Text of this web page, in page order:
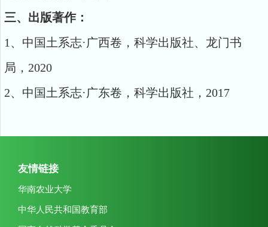
三、出版著作：
1、中国土系志·广西卷，科学出版社、龙门书
局，2020
2、中国土系志·广东卷，科学出版社，2017
友情链接
华南农业大学
中华人民共和国教育部